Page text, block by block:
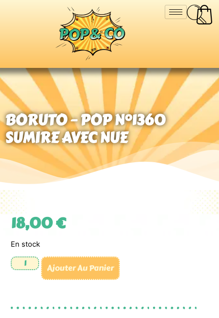
BORUTO – POP N°1360
SUMIRE AVEC NUE
18,00€
En stock
Ajouter Au Panier